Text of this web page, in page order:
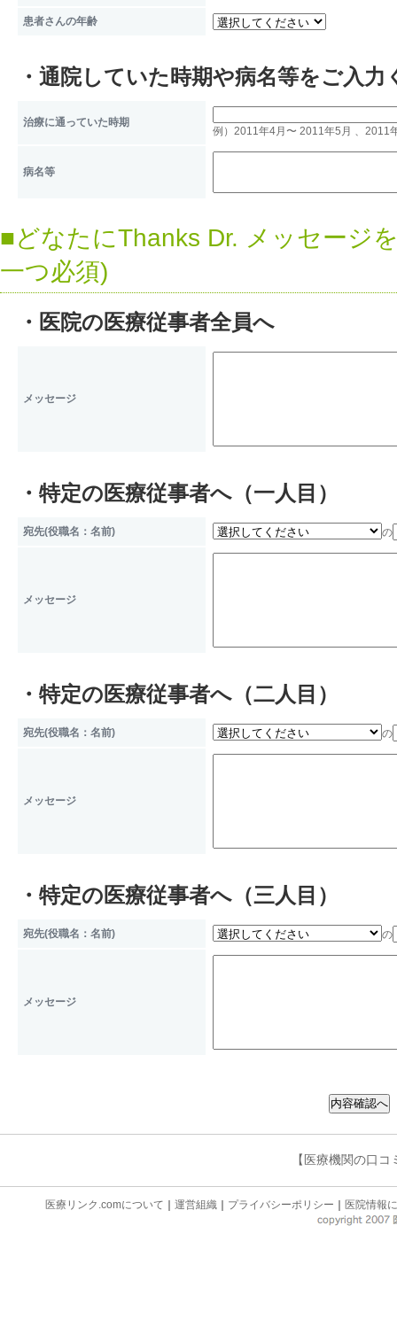
クッキーには個人を特定できる
更することができます。
従業者労務管理業務において採
扶養家族などの個人情報を業務
個人情報の取扱いについて
当社は個人情報を上記利用目的
容に保つように努め、不正なア
から守るべく、必要かつ適切
個人情報の第三者への提供
本人および代理人が事前に承諾
国の機関又は地方公共団体が法
大な利益を保護するために必要
委託先等の管理
当サイト運営の改善のために、
を委託する場合がございます
な調査を行い、取り扱いを委託
ます。
個人情報を与えることの任意性
個人情報の提供を拒否するこ
の停止、消去及び第三者への
できます。 ただし、ご本人で
合には、これらの請求に応じま
変更
患者さんの年齢
・通院していた時期や病名等をご入力
治療に通っていた時期
例）2011年4月〜 2011年5月 、2011
病名等
■どなたにThanks Dr. メッセージ
一つ必須)
・医院の医療従事者全員へ
メッセージ
・特定の医療従事者へ（一人目）
宛先(役職名：名前) の
メッセージ
・特定の医療従事者へ（二人目）
宛先(役職名：名前) の
メッセージ
・特定の医療従事者へ（三人目）
宛先(役職名：名前) の
メッセージ
【医療機関の口
医療リンク.comについて 運営組織 プライバシーポリシー 医院情報